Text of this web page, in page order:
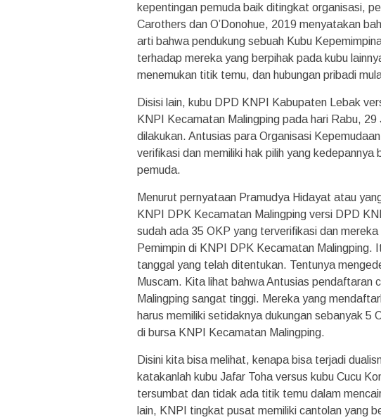
kepentingan pemuda baik ditingkat organisasi,
Carothers dan O’Donohue, 2019 menyatakan
arti bahwa pendukung sebuah Kubu
terhadap mereka yang berpihak pada kubu
menemukan titik temu, dan hubungan pribadi
Disisi lain, kubu DPD KNPI Kabupaten Lebak
KNPI Kecamatan Malingping pada hari Rabu,
dilakukan. Antusias para Organisasi
verifikasi dan memiliki hak pilih yang
pemuda.
Menurut pernyataan Pramudya Hidayat atau
KNPI DPK Kecamatan Malingping versi DPD
sudah ada 35 OKP yang terverifikasi dan
Pemimpin di KNPI DPK Kecamatan Malingping.
tanggal yang telah ditentukan. Tentunya
Muscam. Kita lihat bahwa Antusias pendaftaran
Malingping sangat tinggi. Mereka yang
harus memiliki setidaknya dukungan sebanyak 5
di bursa KNPI Kecamatan Malingping.
Disini kita bisa melihat, kenapa bisa terjadi
katakanlah kubu Jafar Toha versus kubu Cucu
tersumbat dan tidak ada titik temu dalam
lain, KNPI tingkat pusat memiliki cantolan yang